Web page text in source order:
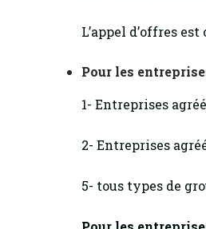
L’appel d’offres
Pour les
1- Entreprises
2- Entreprises
5- tous types de